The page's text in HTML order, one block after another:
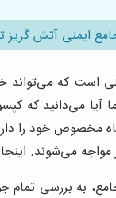
ایمنی آتش گریز
است که می‌تواند
آیا می‌دانید که
مخصوص خود را
مواجه می‌شوند.
به بررسی